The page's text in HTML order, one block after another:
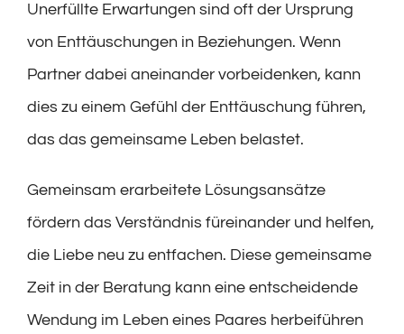
Unerfüllte Erwartungen sind oft der Ursprung
von Enttäuschungen in Beziehungen. Wenn
Partner dabei aneinander vorbeidenken, kann
dies zu einem Gefühl der Enttäuschung führen,
das das gemeinsame Leben belastet.
Gemeinsam erarbeitete Lösungsansätze
fördern das Verständnis füreinander und helfen,
die Liebe neu zu entfachen. Diese gemeinsame
Zeit in der Beratung kann eine entscheidende
Wendung im Leben eines Paares herbeiführen